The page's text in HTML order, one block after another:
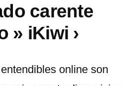
carente
» iKiwi ›
online son